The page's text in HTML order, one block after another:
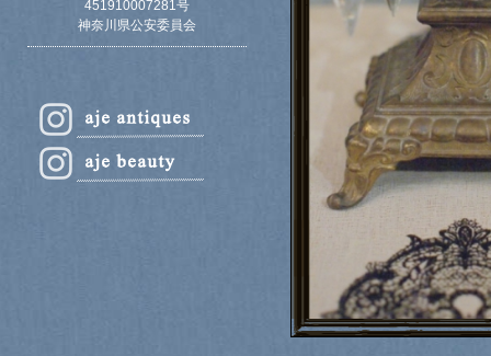
451910007281号
神奈川県公安委員会